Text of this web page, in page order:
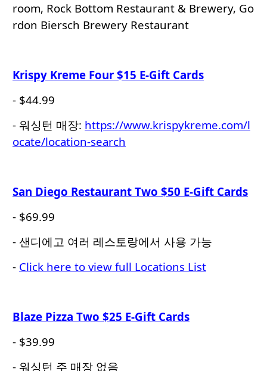
room, Rock Bottom Restaurant & Brewery, Go
rdon Biersch Brewery Restaurant
Krispy Kreme Four $15 E-Gift Cards
- $44.99
- 워싱턴 매장: https://www.krispykreme.com/l
ocate/location-search
San Diego Restaurant Two $50 E-Gift Cards
- $69.99
- 샌디에고 여러 레스토랑에서 사용 가능
- Click here to view full Locations List
Blaze Pizza Two $25 E-Gift Cards
- $39.99
- 워싱턴 주 매장 없음